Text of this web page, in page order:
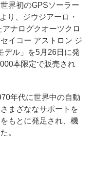
界初のGPSソーラー
り、ジウジアーロ・
ナログクオーツクロ
イコー アストロン ジ
デル」を5月26日に発
本限定で販売され
年代に世界中の自動
まざななサポートを
もとに発足され、機
。